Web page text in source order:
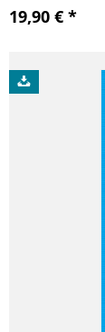
19,90 € *